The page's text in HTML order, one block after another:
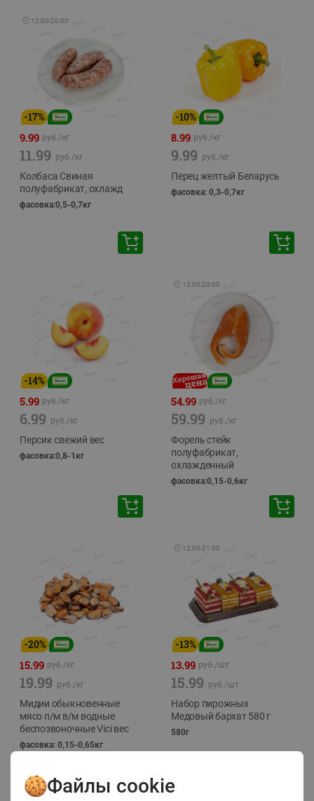
🕘 12:00-20:00
-17%
9.99 руб./кг
11.99 руб./кг
Колбаса Свиная
полуфабрикат, охлажд
фасовка:0,5-0,7кг
-10%
8.99 руб./кг
9.99 руб./кг
Перец желтый Беларусь
фасовка: 0,3-0,7кг
-14%
5.99 руб./кг
6.99 руб./кг
Персик свежий вес
фасовка:0,8-1кг
🕘 12:00-20:00
54.99 руб./кг
59.99 руб./кг
Форель стейк
полуфабрикат,
охлажденный
фасовка:0,15-0,6кг
-20%
15.99 руб./кг
19.99 руб./кг
Мидии обыкновенные
мясо п/м в/м водные
беспозвоночные Vici вес
фасовка: 0,15-0,65кг
🕘 12:00-21:00
-13%
13.99 руб./шт
15.99 руб./шт
Набор пирожных
Медовый бархат 580 г
580г
Файлы cookie